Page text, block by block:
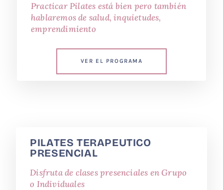
Practicar Pilates está bien pero también
hablaremos de salud, inquietudes,
emprendimiento
VER EL PROGRAMA
PILATES TERAPEUTICO
PRESENCIAL
Disfruta de clases presenciales en Grupo
o Individuales